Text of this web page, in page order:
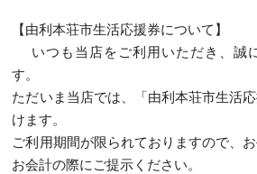
【由利本荘市生活応援券について】
いつも当店をご利用いただき、誠
す。
ただいま当店では、「由利本荘市生活
けます。
ご利用期間が限られておりますので、
お会計の際にご提示ください。